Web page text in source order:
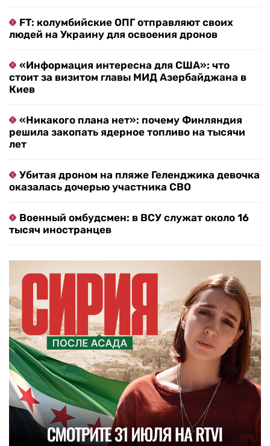
FT: колумбийские ОПГ отправляют своих
людей на Украину для освоения дронов
«Информация интересна для США»: что
стоит за визитом главы МИД Азербайджана в
Киев
«Никакого плана нет»: почему Финляндия
решила закопать ядерное топливо на тысячи
лет
Убитая дроном на пляже Геленджика девочка
оказалась дочерью участника СВО
Военный омбудсмен: в ВСУ служат около 16
тысяч иностранцев